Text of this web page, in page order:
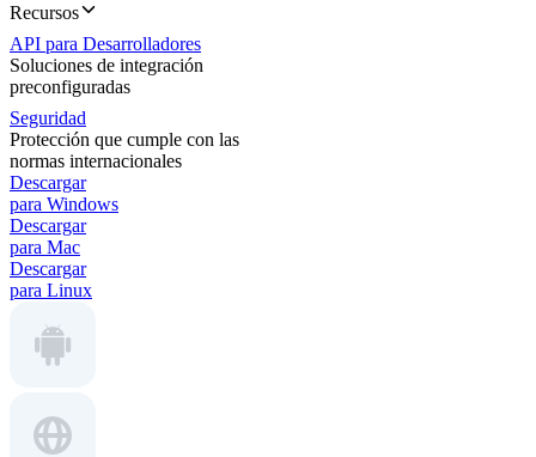
Recursos
API para Desarrolladores
Soluciones de integración
preconfiguradas
Seguridad
Protección que cumple con las
normas internacionales
Descargar
para Windows
Descargar
para Mac
Descargar
para Linux